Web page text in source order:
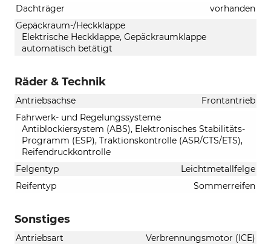
Dachträger
vorhanden
Gepäckraum-/Heckklappe
Elektrische Heckklappe, Gepäckraumklappe
automatisch betätigt
Räder & Technik
Antriebsachse
Frontantrieb
Fahrwerk- und Regelungssysteme
Antiblockiersystem (ABS), Elektronisches Stabilitäts-
Programm (ESP), Traktionskontrolle (ASR/CTS/ETS),
Reifendruckkontrolle
Felgentyp
Leichtmetallfelge
Reifentyp
Sommerreifen
Sonstiges
Antriebsart
Verbrennungsmotor (ICE)